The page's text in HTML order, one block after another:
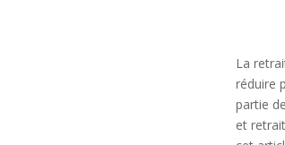
La
réduire
partie
et